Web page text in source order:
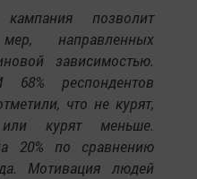
кампания позволит
направленных
зависимостью.
респондентов
что не курят,
курят меньше.
20% по сравнению
Мотивация людей